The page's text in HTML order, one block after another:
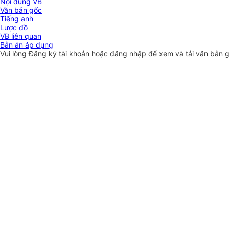
Văn bản gốc
Tiếng anh
Lược đồ
VB liên quan
Bản án áp dụng
Vui lòngĐăng ký tài khoản hoặc đăng nhập để xem và tải văn bản